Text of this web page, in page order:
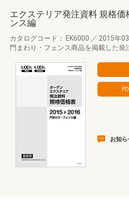
エクステリア発注資料 規格価
ンス編
カタログコード： EK6000 ／ 2015年
門まわり・フェンス商品を掲載した発
お知